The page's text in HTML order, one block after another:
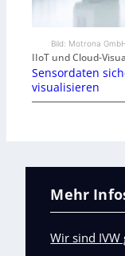
Bild: Motrona
IIoT und Cloud-
Sensordaten
visualisieren
Mehr
Wir sind IVW